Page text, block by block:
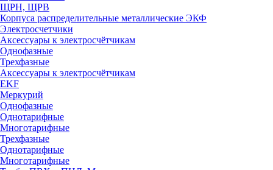
ЩРН, ЩРВ
Корпуса распределительные металлические ЭКФ
Электросчетчики
Аксессуары к электросчётчикам
Однофазные
Трехфазные
Аксессуары к электросчётчикам
EKF
Меркурий
Однофазные
Однотарифные
Многотарифные
Трехфазные
Однотарифные
Многотарифные